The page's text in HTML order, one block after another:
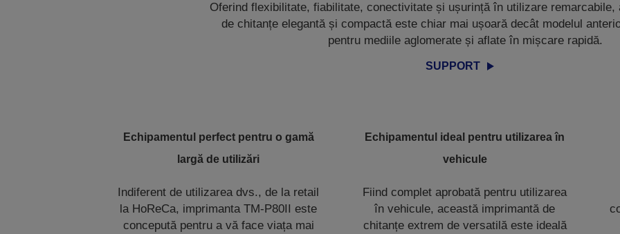
Oferind flexibilitate, fiabilitate, conectivitate și ușurință în utilizare remarcabile,
de chitanțe elegantă și compactă este chiar mai ușoară decât modelul
pentru mediile aglomerate și aflate în mișcare rapidă.
SUPPORT
Echipamentul perfect pentru o gamă
largă de utilizări
Indiferent de utilizarea dvs., de la retail
la HoReCa, imprimanta TM-P80II este
concepută pentru a vă face viața mai
Echipamentul ideal pentru utilizarea în
vehicule
Fiind complet aprobată pentru utilizarea
în vehicule, această imprimantă de
chitanțe extrem de versatilă este ideală